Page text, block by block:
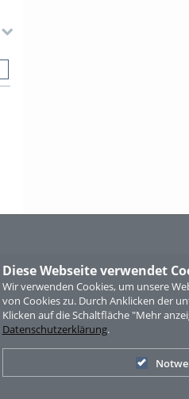
Diese Webseite verwendet
Wir verwenden Cookies, um unsere
von Cookies zu. Durch Anklicken der
Klicken auf die Schaltfläche "Mehr
Datenschutzerklärung.